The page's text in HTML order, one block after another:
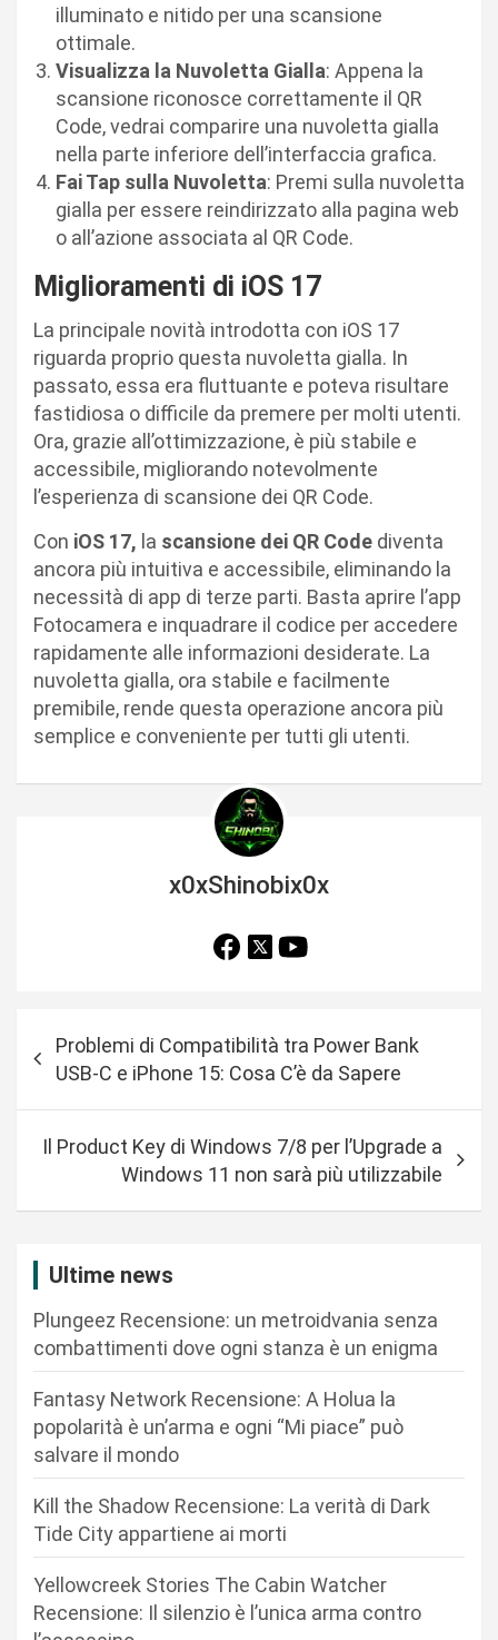
illuminato e nitido per una scansione
ottimale.
Visualizza la Nuvoletta Gialla: Appena la
scansione riconosce correttamente il QR
Code, vedrai comparire una nuvoletta gialla
nella parte inferiore dell’interfaccia grafica.
Fai Tap sulla Nuvoletta: Premi sulla nuvoletta
gialla per essere reindirizzato alla pagina web
o all’azione associata al QR Code.
Miglioramenti di iOS 17
La principale novità introdotta con iOS 17
riguarda proprio questa nuvoletta gialla. In
passato, essa era fluttuante e poteva risultare
fastidiosa o difficile da premere per molti utenti.
Ora, grazie all’ottimizzazione, è più stabile e
accessibile, migliorando notevolmente
l’esperienza di scansione dei QR Code.
Con iOS 17, la scansione dei QR Code diventa
ancora più intuitiva e accessibile, eliminando la
necessità di app di terze parti. Basta aprire l’app
Fotocamera e inquadrare il codice per accedere
rapidamente alle informazioni desiderate. La
nuvoletta gialla, ora stabile e facilmente
premibile, rende questa operazione ancora più
semplice e conveniente per tutti gli utenti.
x0xShinobix0x
a
Problemi di Compatibilità tra Power Bank
USB-C e iPhone 15: Cosa C’è da Sapere
Il Product Key di Windows 7/8 per l’Upgrade a
Windows 11 non sarà più utilizzabile
Ultime news
Plungeez Recensione: un metroidvania senza
combattimenti dove ogni stanza è un enigma
Fantasy Network Recensione: A Holua la
popolarità è un’arma e ogni “Mi piace” può
salvare il mondo
Kill the Shadow Recensione: La verità di Dark
Tide City appartiene ai morti
Yellowcreek Stories The Cabin Watcher
Recensione: Il silenzio è l’unica arma contro